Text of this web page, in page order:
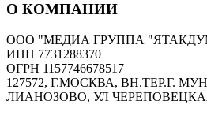
О КОМПАНИИ
ООО "МЕДИА ГРУППА
ИНН 7731288370
ОГРН 1157746678517
127572, Г.МОСКВА, ВН.ТЕР.Г.
ЛИАНОЗОВО, УЛ